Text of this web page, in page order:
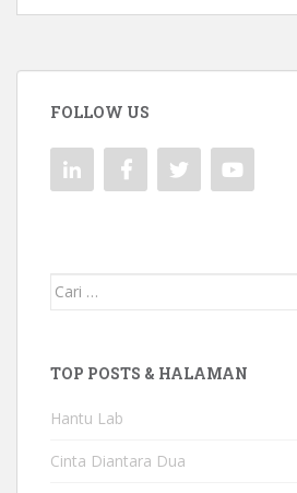
FOLLOW US
Mencari:
TOP POSTS & HALAMAN
Hantu Lab
Cinta Diantara Dua